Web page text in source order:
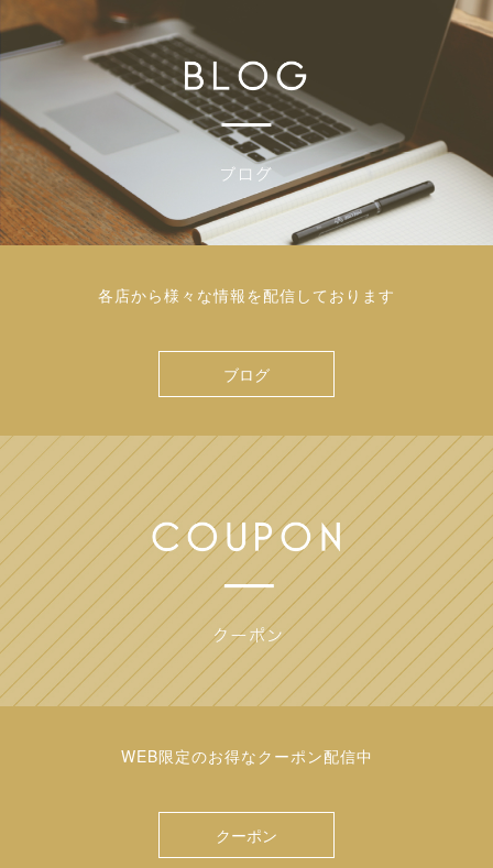
各店から様々な情報を配信しております
ブログ
WEB限定のお得なクーポン配信中
クーポン